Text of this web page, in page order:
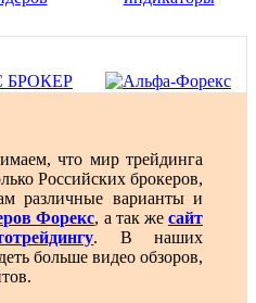
что мир трейдинга
Российских брокеров,
различные варианты и
Форекс, а так жесайт
. В наших
больше видео обзоров,